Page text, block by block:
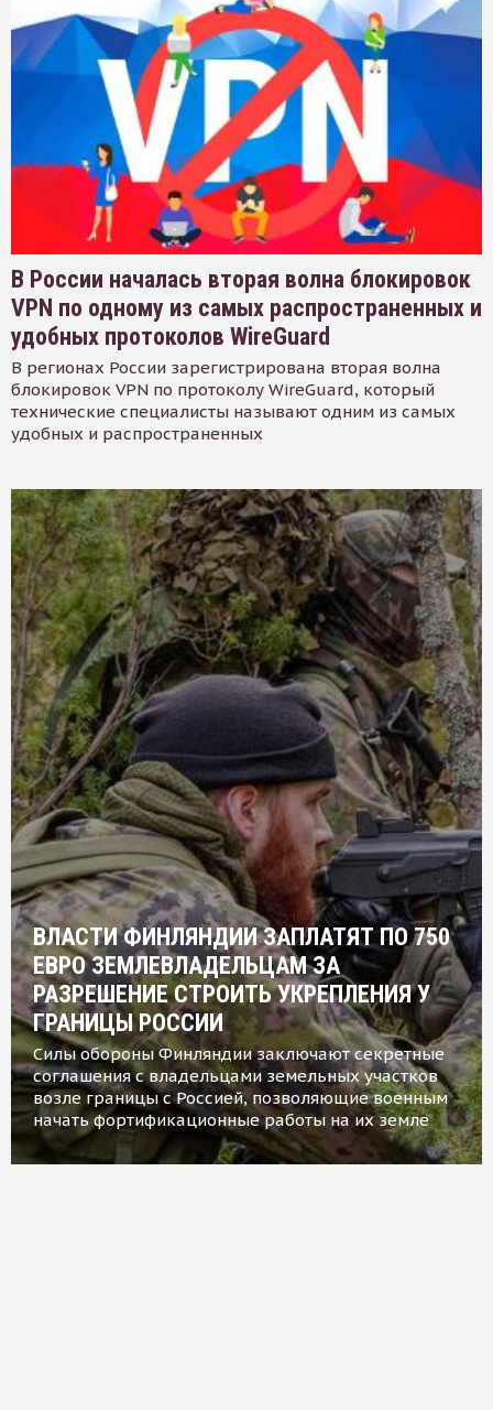
В России началась вторая волна блокировок
VPN по одному из самых распространенных и
удобных протоколов WireGuard
В регионах России зарегистрирована вторая волна
блокировок VPN по протоколу WireGuard, который
технические специалисты называют одним из самых
удобных и распространенных
ВЛАСТИ ФИНЛЯНДИИ ЗАПЛАТЯТ ПО 750
ЕВРО ЗЕМЛЕВЛАДЕЛЬЦАМ ЗА
РАЗРЕШЕНИЕ СТРОИТЬ УКРЕПЛЕНИЯ У
ГРАНИЦЫ РОССИИ
Силы обороны Финляндии заключают секретные
соглашения с владельцами земельных участков
возле границы с Россией, позволяющие военным
начать фортификационные работы на их земле